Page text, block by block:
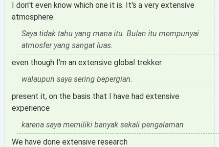
I don't even know which one it is. It's a very extensive
atmosphere.
Saya tidak tahu yang mana itu. Bulan itu mempunyai
atmosfer yang sangat luas.
even though I'm an extensive global trekker.
walaupun saya sering bepergian.
present it, on the basis that I have had extensive
experience
karena saya memiliki banyak sekali pengalaman
We have done extensive research